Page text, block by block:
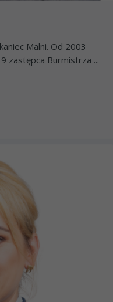
Malni. Od 2003
zastępca Burmistrza ...